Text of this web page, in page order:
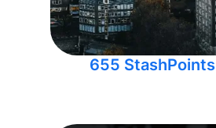
655 StashPoints